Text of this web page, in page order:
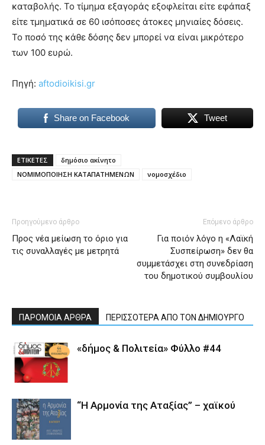
καταβολής. Το τίμημα εξαγοράς εξοφλείται είτε εφάπαξ
είτε τμηματικά σε 60 ισόποσες άτοκες μηνιαίες δόσεις.
Το ποσό της κάθε δόσης δεν μπορεί να είναι μικρότερο
των 100 ευρώ.
Πηγή: aftodioikisi.gr
Share on Facebook Tweet
ΕΤΙΚΕΤΕΣ
δημόσιο ακίνητο
ΝΟΜΙΜΟΠΟΙΗΣΗ ΚΑΤΑΠΑΤΗΜΕΝΩΝ
νομοσχέδιο
Προηγούμενο άρθρο
Προς νέα μείωση το όριο για
τις συναλλαγές με μετρητά
Επόμενο άρθρο
Για ποιόν λόγο η «Λαϊκή
Συσπείρωση» δεν θα
συμμετάσχει στη συνεδρίαση
του δημοτικού συμβουλίου
ΠΑΡΟΜΟΙΑ ΑΡΘΡΑ ΠΕΡΙΣΣΟΤΕΡΑ ΑΠΟ ΤΟΝ ΔΗΜΙΟΥΡΓΟ
«δήμος & Πολιτεία» Φύλλο #44
“Η Αρμονία της Αταξίας” – χαϊκού